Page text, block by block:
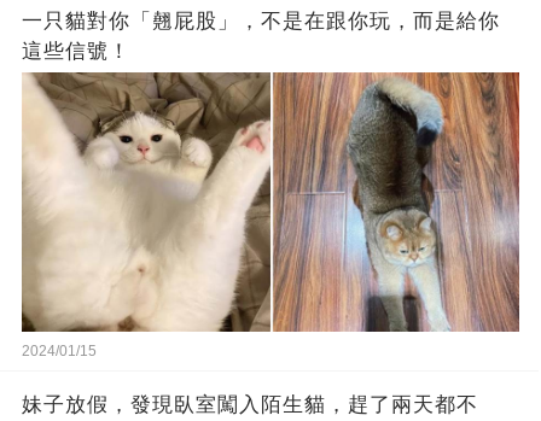
一只貓對你「翹屁股」，不是在跟你玩，而是給你
這些信號！
2024/01/15
妹子放假，發現臥室闖入陌生貓，趕了兩天都不